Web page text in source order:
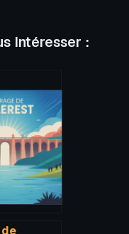
Intéresser :